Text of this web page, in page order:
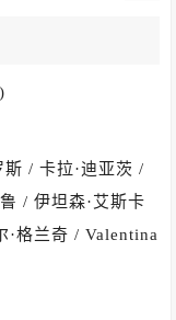
斯 / 卡拉·迪亚茨 /
/ 伊坦森·艾斯卡
·格兰奇 / Valentina